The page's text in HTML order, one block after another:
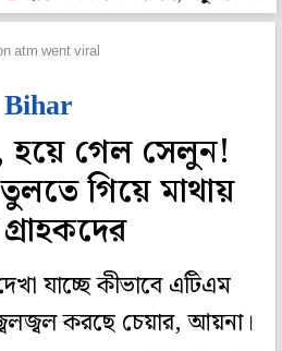
atm went viral
Bihar
হয়ে গেল সেলুন!
তুলতে গিয়ে মাথায়
যাচ্ছে কীভাবে এটিএম
করছে চেয়ার, আয়না।